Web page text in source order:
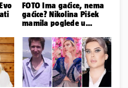
FOTO Ima gaćice, nema
gaćice? Nikolina Pišek
mamila poglede u
kombinezonu